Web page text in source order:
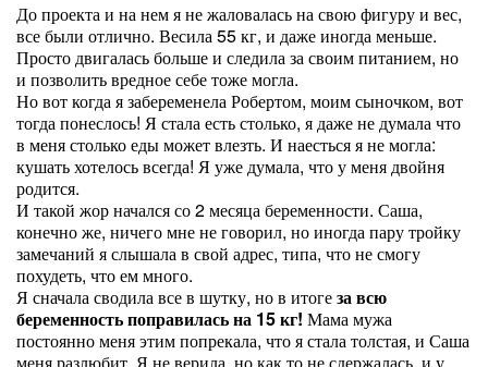
До проекта и на нем я не жаловалась на свою фигуру и вес,
все были отлично. Весила 55 кг, и даже иногда меньше.
Просто двигалась больше и следила за своим питанием, но
и позволить вредное себе тоже могла.
Но вот когда я забеременела Робертом, моим сыночком, вот
тогда понеслось! Я стала есть столько, я даже не думала что
в меня столько еды может влезть. И наесться я не могла:
кушать хотелось всегда! Я уже думала, что у меня двойня
родится.
И такой жор начался со 2 месяца беременности. Саша,
конечно же, ничего мне не говорил, но иногда пару тройку
замечаний я слышала в свой адрес, типа, что не смогу
похудеть, что ем много.
Я сначала сводила все в шутку, но в итогеза всю
беременность поправилась на 15 кг! Мама мужа
постоянно меня этим попрекала, что я стала толстая, и Саша